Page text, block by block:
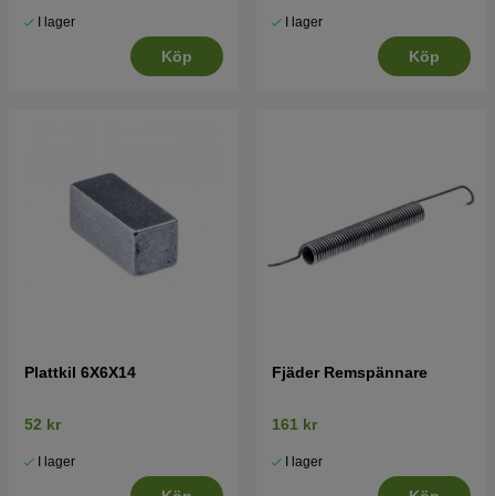
I lager
Köp
I lager
Köp
Plattkil 6X6X14
52 kr
I lager
Fjäder Remspännare
161 kr
I lager